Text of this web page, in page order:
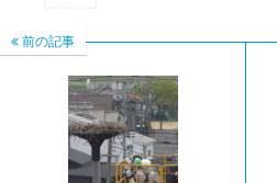
前の記事